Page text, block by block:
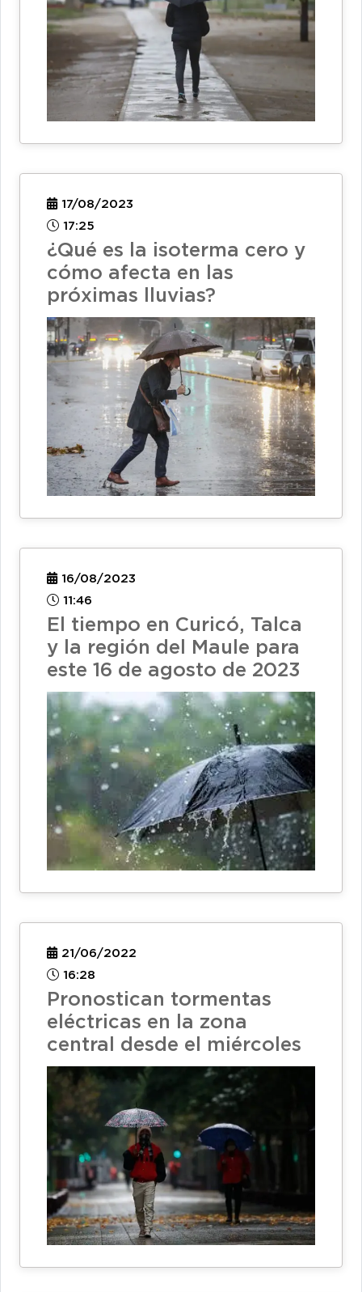
17/08/2023
17:25
¿Qué es la isoterma cero y
cómo afecta en las
próximas lluvias?
16/08/2023
11:46
El tiempo en Curicó, Talca
y la región del Maule para
este 16 de agosto de 2023
21/06/2022
16:28
Pronostican tormentas
eléctricas en la zona
central desde el miércoles